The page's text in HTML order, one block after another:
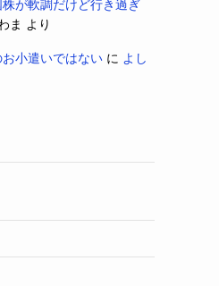
が軟調だけど行き過ぎ
ま より
小遣いではない に よし